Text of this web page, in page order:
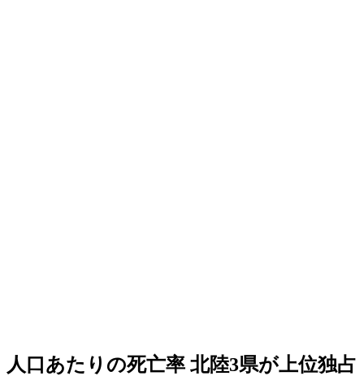
人口あたりの死亡率 北陸3県が上位独占